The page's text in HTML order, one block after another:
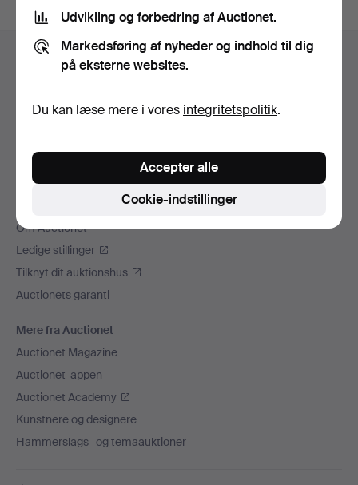
Sidefodsnavigation
Hjælp og kontaktoplysninger
Alle auktionshuse
Om Auctionet
Ledige stillinger
Tilknyt dit auktionshus
Auctionets garanti
Mere fra Auctionet
Auctionet Magazine
Auctionet-appen
Auctionet Academy
Kunstnere og designere
Hammerslags- og temaauktioner
Udvikling og forbedring af Auctionet.
Markedsføring af nyheder og indhold til dig
på eksterne websites.
Du kan læse mere i vores integritetspolitik.
Cookie-indstillinger
Accepter alle